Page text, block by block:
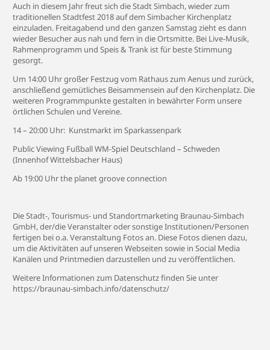
Auch in diesem Jahr freut sich die Stadt Simbach, wieder zum
traditionellen Stadtfest 2018 auf dem Simbacher Kirchenplatz
einzuladen. Freitagabend und den ganzen Samstag zieht es dann
wieder Besucher aus nah und fern in die Ortsmitte. Bei Live-Musik,
Rahmenprogramm und Speis & Trank ist für beste Stimmung
gesorgt.
Um 14:00 Uhr großer Festzug vom Rathaus zum Aenus und zurück,
anschließend gemütliches Beisammensein auf den Kirchenplatz. Die
weiteren Programmpunkte gestalten in bewährter Form unsere
örtlichen Schulen und Vereine.
14 – 20:00 Uhr: Kunstmarkt im Sparkassenpark
Public Viewing Fußball WM-Spiel Deutschland – Schweden
(Innenhof Wittelsbacher Haus)
Ab 19:00 Uhr the planet groove connection
Die Stadt-, Tourismus- und Standortmarketing Braunau-Simbach
GmbH, der/die Veranstalter oder sonstige Institutionen/Personen
fertigen bei o.a. Veranstaltung Fotos an. Diese Fotos dienen dazu,
um die Aktivitäten auf unseren Webseiten sowie in Social Media
Kanälen und Printmedien darzustellen und zu veröffentlichen.
Weitere Informationen zum Datenschutz finden Sie unter
https://braunau-simbach.info/datenschutz/